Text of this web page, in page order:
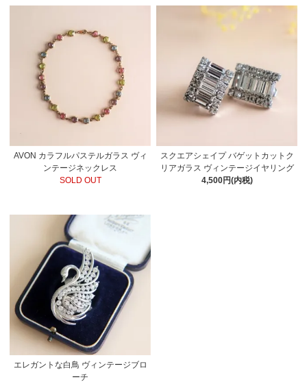
AVON カラフルパステルガラス ヴィ
ンテージネックレス
SOLD OUT
スクエアシェイプ バゲットカットク
リアガラス ヴィンテージイヤリング
4,500円(内税)
エレガントな白鳥 ヴィンテージブロ
ーチ